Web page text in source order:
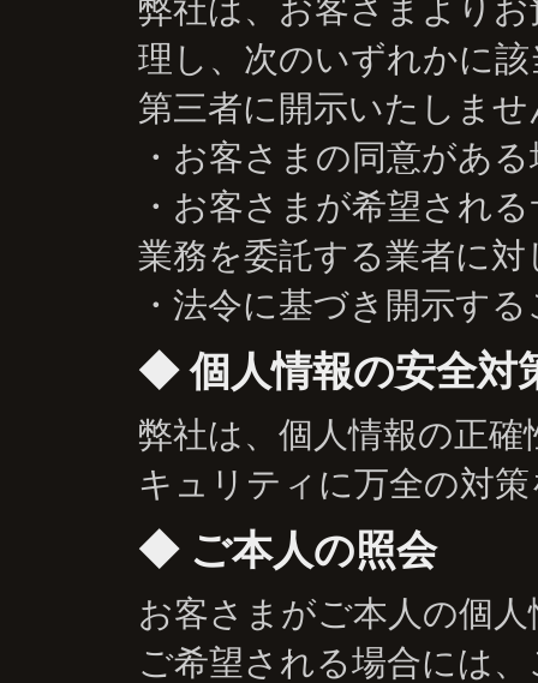
弊社は、お客さまより
理し、次のいずれかに
第三者に開示いたしませ
・お客さまの同意があ
・お客さまが希望され
業務を委託する業者に
・法令に基づき開示す
個人情報の安全対
弊社は、個人情報の正
キュリティに万全の対
ご本人の照会
お客さまがご本人の個
ご希望される場合には